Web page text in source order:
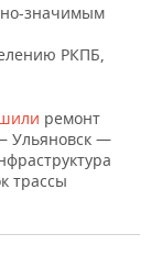
значимым
РКПБ,
ремонт
Ульяновск —
трассы